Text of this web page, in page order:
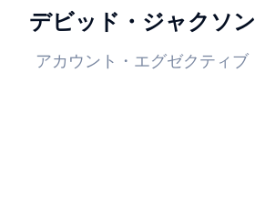
デビッド・ジャクソン
アカウント・エグゼクティブ